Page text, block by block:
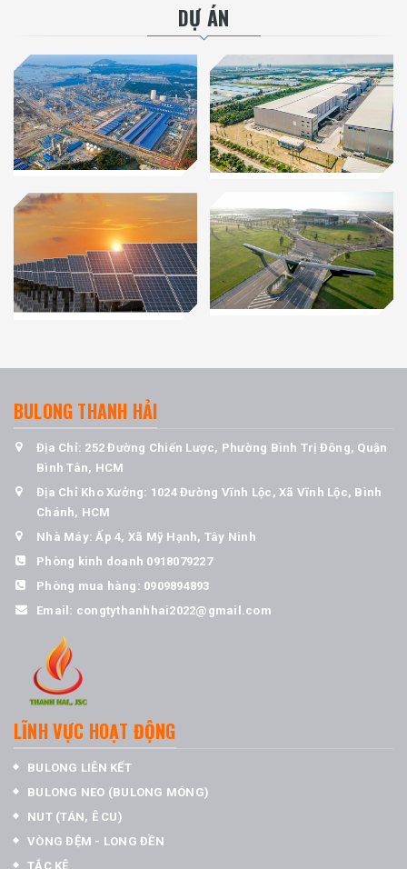
DỰ ÁN
BULONG THANH HẢI
Địa Chỉ: 252 Đường Chiến Lược, Phường Bình Trị Đông, Quận
Bình Tân, HCM
Địa Chỉ Kho Xưởng: 1024 Đường Vĩnh Lộc, Xã Vĩnh Lộc, Bình
Chánh, HCM
Nhà Máy: Ấp 4, Xã Mỹ Hạnh, Tây Ninh
Phòng kinh doanh 0918079227
Phòng mua hàng: 0909894893
Email: congtythanhhai2022@gmail.com
LĨNH VỰC HOẠT ĐỘNG
BULONG LIÊN KẾT
BULONG NEO (BULONG MÓNG)
NUT (TÁN, Ê CU)
VÒNG ĐỆM - LONG ĐỀN
TẮC KÊ